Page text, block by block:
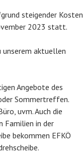
steigender Kosten
2023 statt.
unserem aktuellen
Angebote des
Sommertreffen.
uvm. Auch die
Familien in der
bekommen EFKÖ